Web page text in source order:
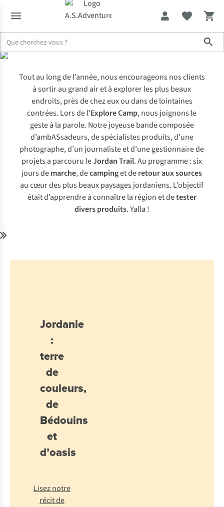
Jordan Trail
Tout au long de l’année, nous encourageons nos clients
à sortir au grand air et à explorer les plus beaux
endroits, près de chez eux ou dans de lointaines
contrées. Lors de l’Explore Camp, nous joignons le
geste à la parole. Notre joyeuse bande composée
d’ambASsadeurs, de spécialistes produits, d’une
photographe, d’un journaliste et d’une gestionnaire de
projets a parcouru leJordan Trail. Au programme : six
jours demarche, decampinget deretour aux sources
au cœur des plus beaux paysages jordaniens. L’objectif
était d’apprendre à connaître la région et detester
divers produits.Yalla !
Jordanie
:
terre
de
couleurs,
de
Bédouins
et
d’oasis
Lisez notre
récit de